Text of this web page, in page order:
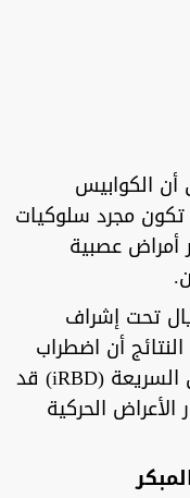
الكوابيس
تكون مجرد سلوكيات
أمراض عصبية
تحت إشراف
أن اضطراب
سلوك النوم في مرحلة حركة العين السريعة (iRBD) قد
الحركية